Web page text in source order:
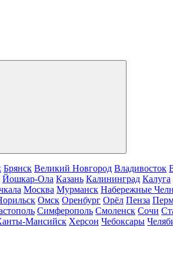
Брянск Великий Новгород Владивосток
Йошкар-Ола Казань Калининград Калуга
Москва Мурманск Набережные
Омск Оренбург Орёл Пенза
Симферополь Смоленск Сочи
Мансийск Херсон Чебоксары